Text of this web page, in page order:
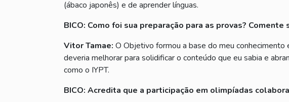
(ábaco japonês) e de aprender línguas.
BICO: Como foi sua preparação para as provas?
Vitor Tamae: O Objetivo formou a base do meu conhecimento
deveria melhorar para solidificar o conteúdo que eu sabia e
como o IYPT.
BICO: Acredita que a participação em olimpíadas